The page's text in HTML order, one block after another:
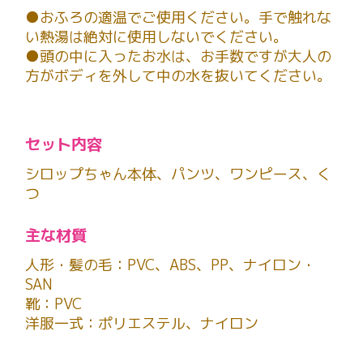
●おふろの適温でご使用ください。手で触れな
い熱湯は絶対に使用しないでください。
●頭の中に入ったお水は、お手数ですが大人の
方がボディを外して中の水を抜いてください。
セット内容
シロップちゃん本体、パンツ、ワンピース、く
つ
主な材質
人形・髪の毛：PVC、ABS、PP、ナイロン・
SAN
靴：PVC
洋服一式：ポリエステル、ナイロン